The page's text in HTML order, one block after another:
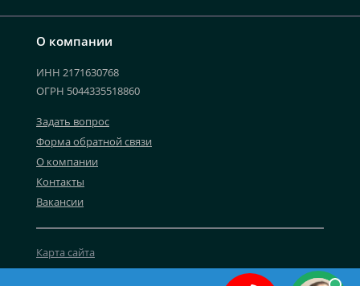
О компании
ИНН 2171630768
ОГРН 5044335518860
Задать вопрос
Форма обратной связи
О компании
Контакты
Вакансии
Карта сайта
Политика персональных данных